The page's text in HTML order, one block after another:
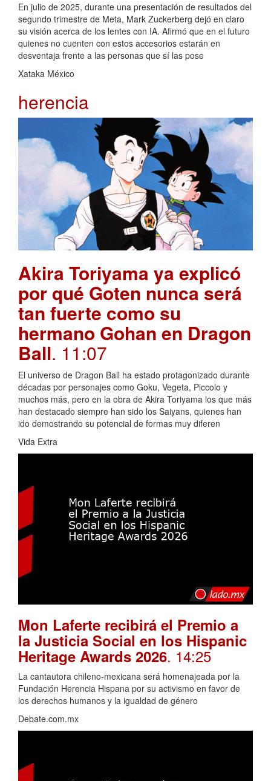
En julio de 2025, durante una presentación de resultados del
segundo trimestre de Meta, Mark Zuckerberg dejó en claro
su visión acerca de los lentes con IA. Afirmó que en el futuro
quienes no cuenten con estos accesorios estarán en
desventaja frente a las personas que sí las pose
Xataka México
herencia
Akira Toriyama ya explicó
por qué Goten nunca será
tan fuerte como su
hermano Gohan en Dragon
Ball. 11:07
El universo de Dragon Ball ha estado protagonizado durante
décadas por personajes como Goku, Vegeta, Piccolo y
muchos más, pero en la obra de Akira Toriyama los que más
han destacado siempre han sido los Saiyans, quienes han
ido demostrando su potencial de formas muy diferen
Vida Extra
Mon Laferte recibirá el Premio a
la Justicia Social en los Hispanic
Heritage Awards 2026. 14:25
La cantautora chileno-mexicana será homenajeada por la
Fundación Herencia Hispana por su activismo en favor de
los derechos humanos y la igualdad de género
Debate.com.mx